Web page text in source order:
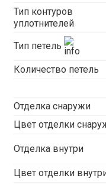
Тип контуров
уплотнителей
Тип петель
Количество петель
Отделка снаружи
Цвет отделки
Отделка внутри
Цвет отделки